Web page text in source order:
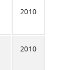
2010
2010